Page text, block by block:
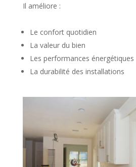
Il améliore :
Le confort quotidien
La valeur du bien
Les performances énergétiques
La durabilité des installations